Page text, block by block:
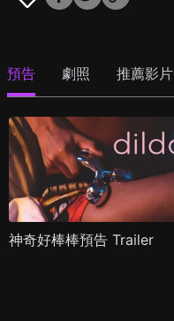
預告 劇照 推薦影片
神奇好棒棒預告 Trailer